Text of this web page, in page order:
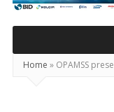
Home » OPAMSS